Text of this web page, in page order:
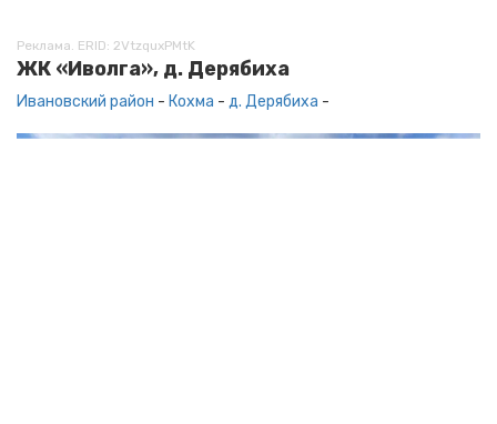
Реклама. ERID: 2VtzquxPMtK
ЖК «Иволга», д. Дерябиха
Ивановский район - Кохма - д. Дерябиха -